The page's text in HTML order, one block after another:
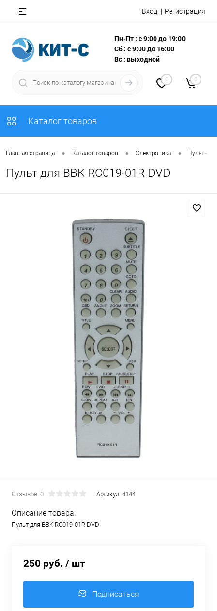
Вход Регистрация
Пн-Пт : с 9:00 до 19:00
Сб : с 9:00 до 16:00
Вс : выходной
0 0
Каталог товаров
Главная страница • Каталог товаров • Электроника • Пульты
Пульт для BBK RC019-01R DVD
Отзывов: 0 Артикул: 4144
Описание товара:
Пульт для BBK RC019-01R DVD
250 руб. / шт
Подписаться